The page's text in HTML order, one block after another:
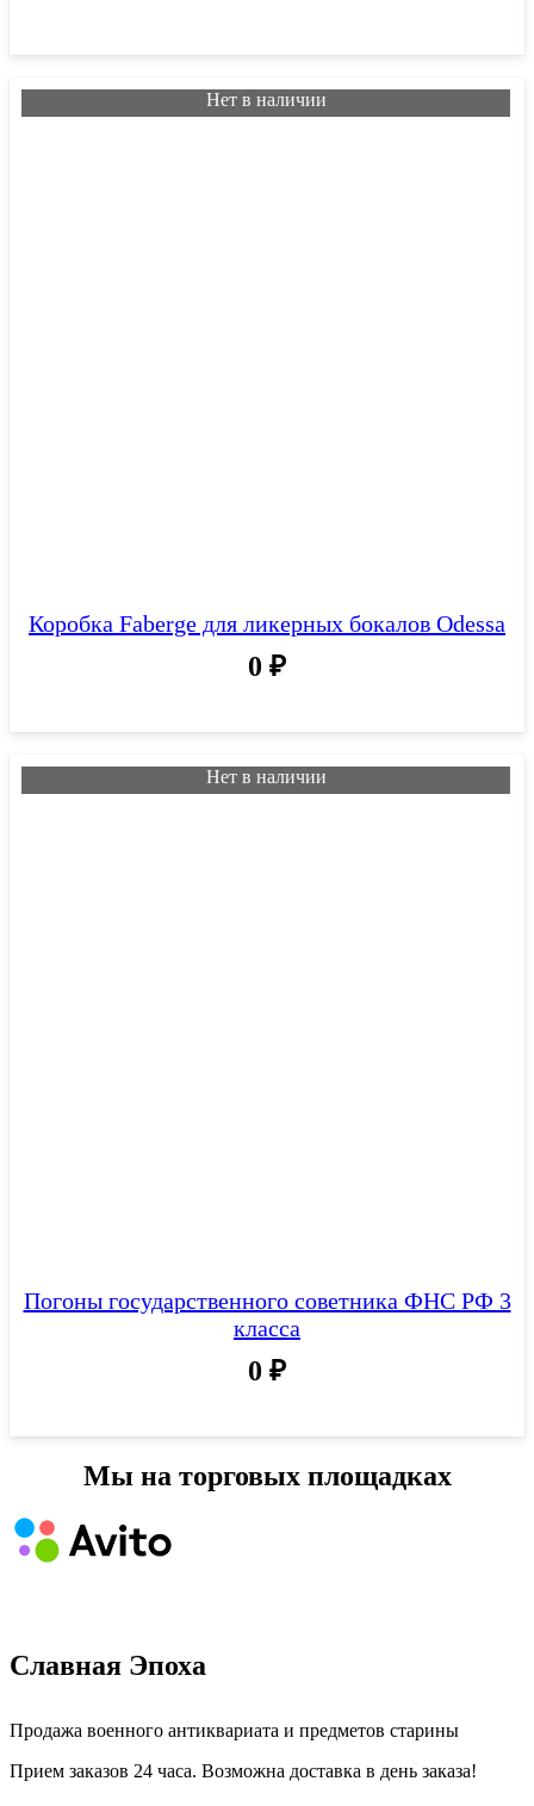
Коробка Faberge для ликерных бокалов Odessa
0 ₽
Нет в наличии
Погоны государственного советника ФНС РФ 3
класса
0 ₽
Нет в наличии
Мы на торговых площадках
Славная Эпоха
Продажа военного антиквариата и предметов старины
Прием заказов 24 часа. Возможна доставка в день заказа!